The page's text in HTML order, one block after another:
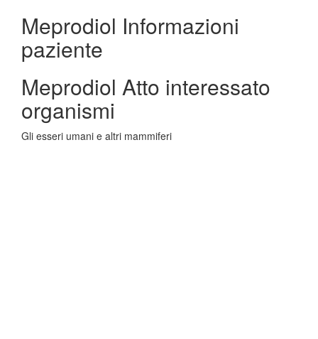
Meprodiol Informazioni
paziente
Meprodiol Atto interessato
organismi
Gli esseri umani e altri mammiferi